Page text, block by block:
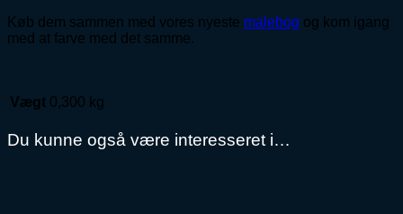
Køb dem sammen med vores nyeste malebog og kom igang
med at farve med det samme.
Vægt 0,300 kg
Du kunne også være interesseret i…